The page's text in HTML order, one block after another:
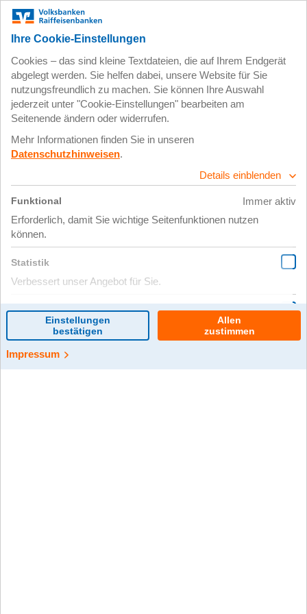
Zum
Hauptinhalt
Impressum
20. September 2022
Auslandspraktikum
in Schweden beim
Start-up